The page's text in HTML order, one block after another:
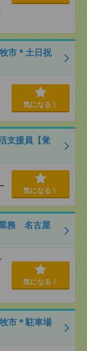
市＊土日祝
気になる！
支援員【覚
気になる！
業務 名古屋
気になる！
市＊駐車場